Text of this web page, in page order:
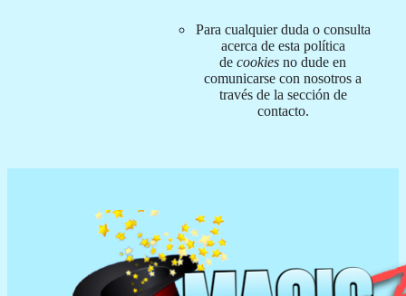
Para cualquier duda o consulta
acerca de esta política
de cookies no dude en
comunicarse con nosotros a
través de la sección de
contacto.